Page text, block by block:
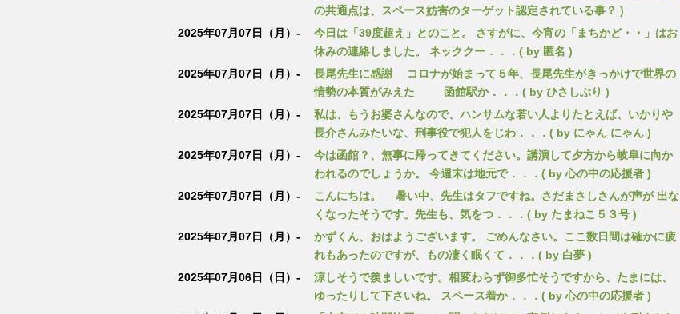
の共通点は、スペース妨害のターゲット認定されている事？ )
2025年07月07日（月）-
今日は「39度超え」とのこと。 さすがに、今宵の「まちかど・・」はお
休みの連絡しました。 ネッククー．．．( by 匿名 )
2025年07月07日（月）-
長尾先生に感謝 コロナが始まって５年、長尾先生がきっかけで世界の
情勢の本質がみえた 函館駅か．．．( by ひさしぶり )
2025年07月07日（月）-
私は、もうお婆さんなので、ハンサムな若い人よりたとえば、いかりや
長介さんみたいな、刑事役で犯人をじわ．．．( by にゃん にゃん )
2025年07月07日（月）-
今は函館？、無事に帰ってきてください。講演して夕方から岐阜に向か
われるのでしょうか。 今週末は地元で．．．( by 心の中の応援者 )
2025年07月07日（月）-
こんにちは。 暑い中、先生はタフですね。さだまさしさんが声が 出な
くなったそうです。先生も、気をつ．．．( by たまねこ５３号 )
2025年07月07日（月）-
かずくん、おはようございます。 ごめんなさい。ここ数日間は確かに疲
れもあったのですが、もの凄く眠くて．．．( by 白夢 )
2025年07月06日（日）-
涼しそうで羨ましいです。相変わらず御多忙そうですから、たまには、
ゆったりして下さいね。 スペース着か．．．( by 心の中の応援者 )